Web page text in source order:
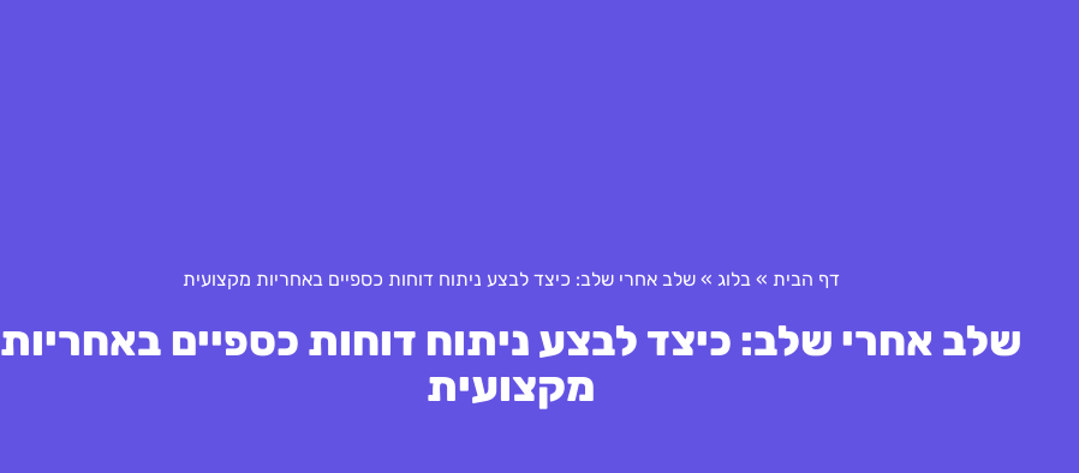
דף הבית » בלוג »שלב אחרי שלב: כיצד לבצע ניתוח דוחות כספיים באחריות מקצועית
שלב אחרי שלב: כיצד לבצע ניתוח דוחות כספיים באחריות
מקצועית